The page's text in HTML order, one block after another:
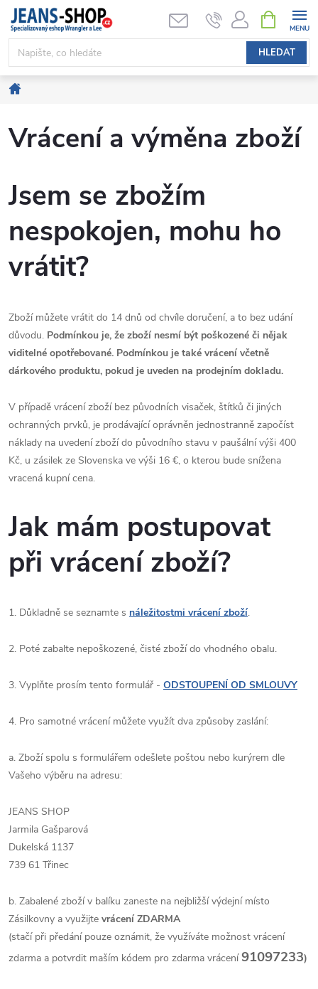
Přejít
obsah
HLEDAT
NÁKUPNÍ
KOŠÍK
Vrácení a výměna zboží
Jsem se zbožím
nespokojen, mohu ho
vrátit?
Zboží můžete vrátit do 14 dnů od chvíle doručení, a to bez udání
důvodu. Podmínkou je, že zboží nesmí být poškozené či nějak
viditelné opotřebované. Podmínkou je také vrácení včetně
dárkového produktu, pokud je uveden na prodejním dokladu.
V případě vrácení zboží bez původních visaček, štítků či jiných
ochranných prvků, je prodávající oprávněn jednostranně započíst
náklady na uvedení zboží do původního stavu v paušální výši 400
Kč, u zásilek ze Slovenska ve výši 16 €, o kterou bude snížena
vracená kupní cena.
Jak mám postupovat
při vrácení zboží?
1. Důkladně se seznamte s náležitostmi vrácení zboží.
2. Poté zabalte nepoškozené, čisté zboží do vhodného obalu.
3. Vyplňte prosím tento formulář - ODSTOUPENÍ OD SMLOUVY
4. Pro samotné vrácení můžete využít dva způsoby zaslání:
a. Zboží spolu s formulářem odešlete poštou nebo kurýrem dle
Vašeho výběru na adresu:
JEANS SHOP
Jarmila Gašparová
Dukelská 1137
739 61 Třinec
b. Zabalené zboží v balíku zaneste na nejbližší výdejní místo
Zásilkovny a využijte vrácení ZDARMA
(stačí při předání pouze oznámit, že využíváte možnost vrácení
zdarma a potvrdit maším kódem pro zdarma vrácení91097233)